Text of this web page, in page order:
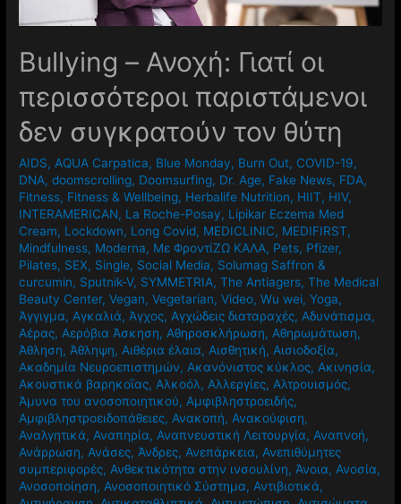
Βullying – Ανοχή: Γιατί οι
περισσότεροι παριστάμενοι
δεν συγκρατούν τον θύτη
AIDS, AQUA Carpatica, Blue Monday, Burn Out, COVID-19,
DNA,doomscrolling, Doomsurfing, Dr. Age, Fake News, FDA,
Fitness, Fitness & Wellbeing, Herbalife Nutrition, HIIT, HIV,
INTERAMERICAN, La Roche-Posay, Lipikar Eczema Med
Cream, Lockdown, Long Covid, MEDICLINIC, MEDIFIRST,
Mindfulness, Moderna, Mε ΦροντίΖΩ ΚΑΛΑ, Pets, Pfizer,
Pilates, SEX, Single, Social Media, Solumag Saffron &
curcumin, Sputnik-V, SYMMETRIA,The Antiagers,The Medical
Beauty Center,Vegan,Vegetarian,Video,Wu wei,Yoga,
Άγγιγμα, Αγκαλιά, Άγχος, Αγχώδεις διαταραχές, Αδυνάτισμα,
Αέρας, Αερόβια Άσκηση, Αθηροσκλήρωση, Αθηρωμάτωση,
Άθληση, Άθληψη, Αιθέρια έλαια, Αισθητική, Αισιοδοξία,
Ακαδημία Νευροεπιστημών, Ακανόνιστος κύκλος, Ακινησία,
Ακουστικά βαρηκοΐας, Αλκοόλ, Αλλεργίες, Αλτρουισμός,
Άμυνα του ανοσοποιητικού, Αμφιβληστροειδής,
Αμφιβληστροειδοπάθειες, Ανακοπή, Ανακούφιση,
Αναλγητικά, Αναπηρία, Αναπνευστική Λειτουργία, Αναπνοή,
Ανάρρωση, Ανάσες, Άνδρες, Ανεπάρκεια, Ανεπιθύμητες
συμπεριφορές, Ανθεκτικότητα στην ινσουλίνη, Άνοια, Ανοσία,
Ανοσοποίηση, Ανοσοποιητικό Σύστημα, Αντιβιοτικά,